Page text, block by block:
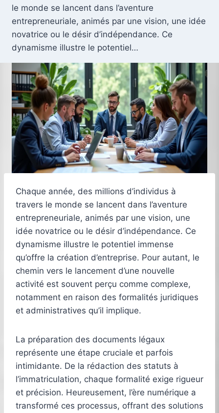
le monde se lancent dans l’aventure
entrepreneuriale, animés par une vision, une idée
novatrice ou le désir d’indépendance. Ce
dynamisme illustre le potentiel…
Chaque année, des millions d’individus à
travers le monde se lancent dans l’aventure
entrepreneuriale, animés par une vision, une
idée novatrice ou le désir d’indépendance. Ce
dynamisme illustre le potentiel immense
qu’offre la création d’entreprise. Pour autant, le
chemin vers le lancement d’une nouvelle
activité est souvent perçu comme complexe,
notamment en raison des formalités juridiques
et administratives qu’il implique.
La préparation des documents légaux
représente une étape cruciale et parfois
intimidante. De la rédaction des statuts à
l’immatriculation, chaque formalité exige rigueur
et précision. Heureusement, l’ère numérique a
transformé ces processus, offrant des solutions